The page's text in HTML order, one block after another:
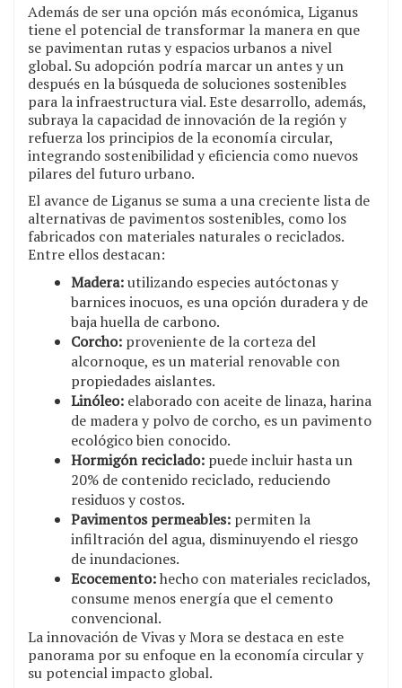
Además de ser una opción más económica, Liganus
tiene el potencial de transformar la manera en que
se pavimentan rutas y espacios urbanos a nivel
global. Su adopción podría marcar un antes y un
después en la búsqueda de soluciones sostenibles
para la infraestructura vial. Este desarrollo, además,
subraya la capacidad de innovación de la región y
refuerza los principios de la economía circular,
integrando sostenibilidad y eficiencia como nuevos
pilares del futuro urbano.
El avance de Liganus se suma a una creciente lista de
alternativas de pavimentos sostenibles, como los
fabricados con materiales naturales o reciclados.
Entre ellos destacan:
Madera:utilizando especies autóctonas y
barnices inocuos, es una opción duradera y de
baja huella de carbono.
Corcho: proveniente de la corteza del
alcornoque, es un material renovable con
propiedades aislantes.
Linóleo: elaborado con aceite de linaza, harina
de madera y polvo de corcho, es un pavimento
ecológico bien conocido.
Hormigón reciclado: puede incluir hasta un
20% de contenido reciclado, reduciendo
residuos y costos.
Pavimentos permeables: permiten la
infiltración del agua, disminuyendo el riesgo
de inundaciones.
Ecocemento:hecho con materiales reciclados,
consume menos energía que el cemento
convencional.
La innovación de Vivas y Mora se destaca en este
panorama por su enfoque en la economía circular y
su potencial impacto global.